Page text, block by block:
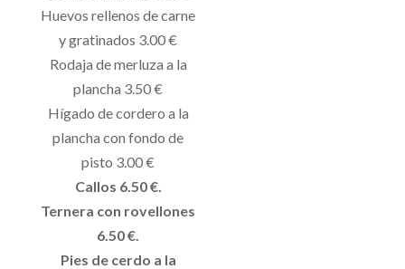
Huevos rellenos de carne
y gratinados 3.00 €
Rodaja de merluza a la
plancha 3.50 €
Hígado de cordero a la
plancha con fondo de
pisto 3.00 €
Callos 6.50 €.
Ternera con rovellones
6.50 €.
Pies de cerdo a la